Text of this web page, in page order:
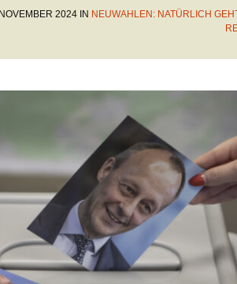
2024 IN NEUWAHLEN: NATÜRLICH